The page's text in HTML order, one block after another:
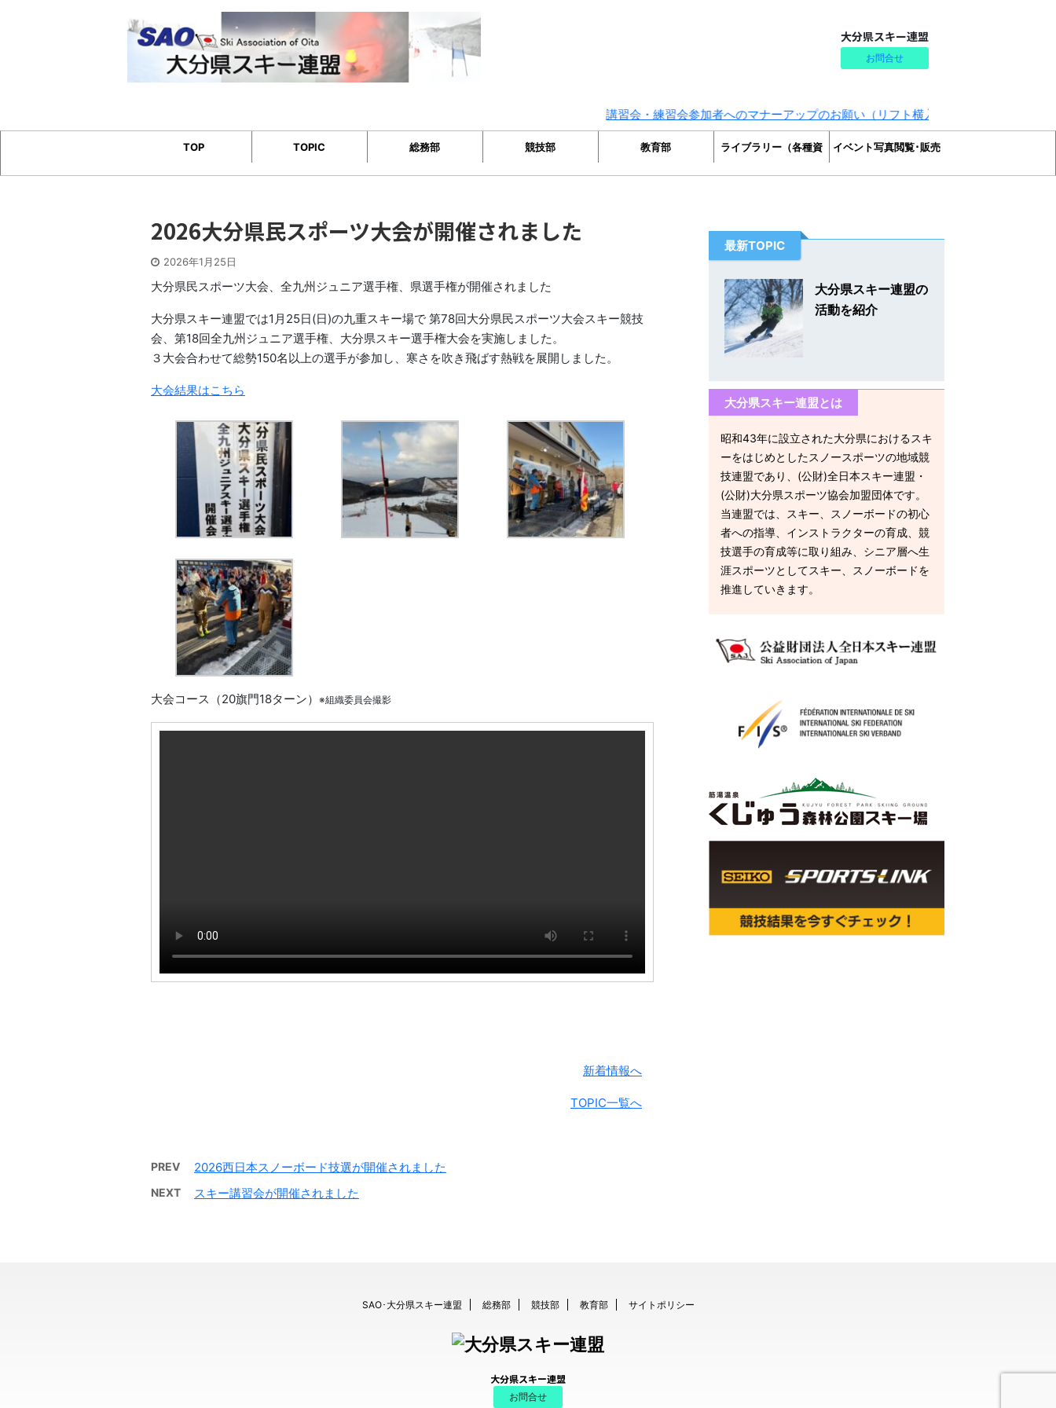
大分県スキー連盟
お問合せ
講習会・練習会参加者へのマナーアップのお願い（リフト横入り・割込み防止）
TOP TOPIC 総務部 競技部 教育部 ライブラリー（各種資
料）
イベント写真閲覧･販売
2026大分県民スポーツ大会が開催されました
2026年1月25日
大分県民スポーツ大会、全九州ジュニア選手権、県選手権が開催されました
大分県スキー連盟では1月25日(日)の九重スキー場で 第78回大分県民スポーツ大会スキー競技
会、第18回全九州ジュニア選手権、大分県スキー選手権大会を実施しました。
３大会合わせて総勢150名以上の選手が参加し、寒さを吹き飛ばす熱戦を展開しました。
大会結果はこちら
大会コース（20旗門18ターン） ※組織委員会撮影
新着情報へ
TOPIC一覧へ
PREV 2026西日本スノーボード技選が開催されました
NEXT スキー講習会が開催されました
最新TOPIC
大分県スキー連盟の
活動を紹介
大分県スキー連盟とは
昭和43年に設立された大分県におけるスキ
ーをはじめとしたスノースポーツの地域競
技連盟であり、(公財)全日本スキー連盟・
(公財)大分県スポーツ協会加盟団体です。
当連盟では、スキー、スノーボードの初心
者への指導、インストラクターの育成、競
技選手の育成等に取り組み、シニア層へ生
涯スポーツとしてスキー、スノーボードを
推進していきます。
SAO･大分県スキー連盟 総務部 競技部 教育部 サイトポリシー
大分県スキー連盟
お問合せ